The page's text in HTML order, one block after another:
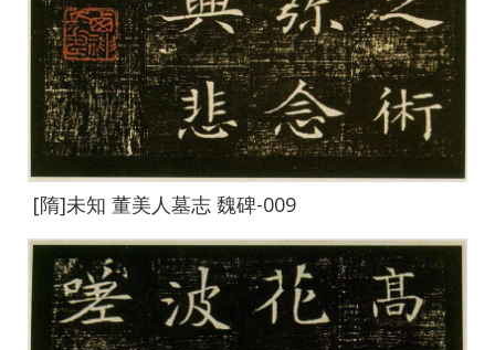
[隋]未知 董美人墓志 魏碑-009